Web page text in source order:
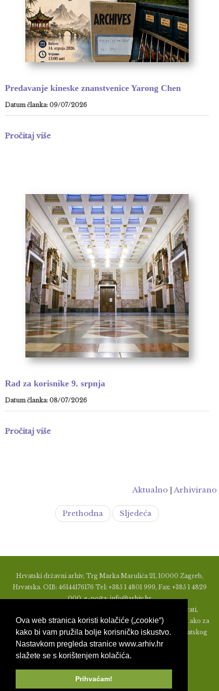
Ova web stranica koristi kolačiće („cookie“)
kako bi vam pružila bolje korisničko iskustvo.
Nastavkom pregleda stranice www.arhiv.hr
slažete se s korištenjem kolačića.
Prihvaćam!
Predavanje kineske znanstvenice Yarong Chen
Datum članka: 09/07/2026
Pročitaj više
Rad za korisnike 9. srpnja
Datum članka: 08/07/2026
Pročitaj više
Aktualno |Arhivirano
Prethodna Sljedeća
Hrvatski državni arhiv, Trg Marka Marulića 21, 10000 Zagreb,
Hrvatska. OIB: 46144176176 Tel: +385 1 4801 999, Fax: +385 1 4829
000, e-pošta: info@arhiv.hr
Zabranjeno je u bilo kojem obliku objavljivati, distribuirati,
mijenjati ili na ikoji način koristiti materijale s ovih stranica, ako za
to nije prethodno izdato pismeno odobrenje od strane Hrvatskog
državnog arhiva.